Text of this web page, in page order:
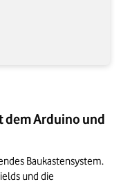
dem Arduino und
Baukastensystem.
und die